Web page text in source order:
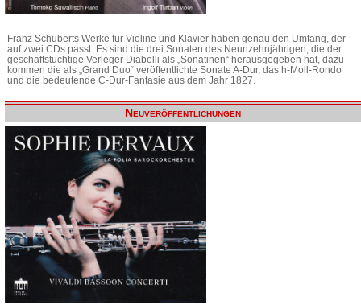
Franz Schuberts Werke für Violine und Klavier haben genau den Umfang, der
auf zwei CDs passt. Es sind die drei Sonaten des Neunzehnjährigen, die der
geschäftstüchtige Verleger Diabelli als „Sonatinen“ herausgegeben hat, dazu
kommen die als „Grand Duo“ veröffentlichte Sonate A-Dur, das h-Moll-Rondo
und die bedeutende C-Dur-Fantasie aus dem Jahr 1827.
Neuveröffentlichungen